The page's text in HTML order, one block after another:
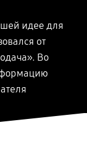
идее для
от
Во